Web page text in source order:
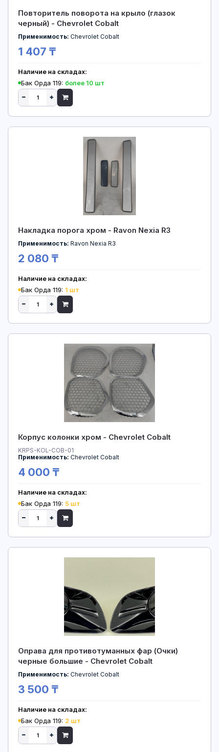
Повторитель поворота на крыло (глазок
черный) - Chevrolet Cobalt
Применимость: Chevrolet Cobalt
1 407 ₸
Наличие на складах:
Бак Орда 119: более 10 шт
Накладка порога хром - Ravon Nexia R3
Применимость: Ravon Nexia R3
2 080 ₸
Наличие на складах:
Бак Орда 119: 1 шт
Корпус колонки хром - Chevrolet Cobalt
KRPS-KOL-COB-01
Применимость: Chevrolet Cobalt
4 000 ₸
Наличие на складах:
Бак Орда 119: 5 шт
Оправа для противотуманных фар (Очки)
черные большие - Chevrolet Cobalt
Применимость: Chevrolet Cobalt
3 500 ₸
Наличие на складах:
Бак Орда 119: 2 шт